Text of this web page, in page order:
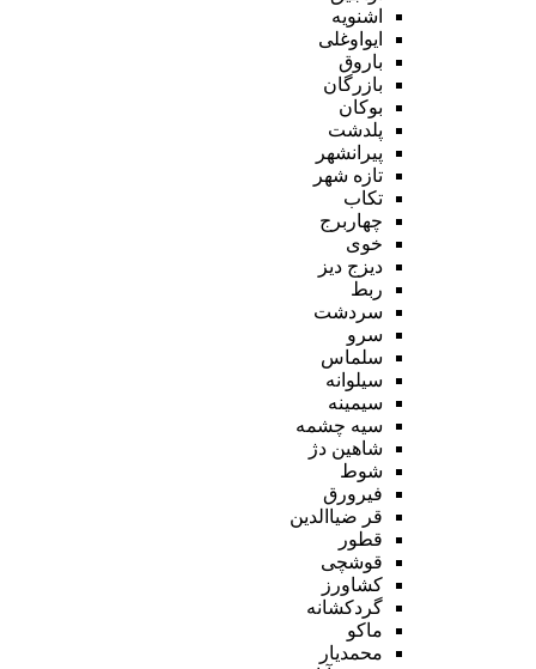
اشنویه
ایواوغلی
باروق
بازرگان
بوکان
پلدشت
پیرانشهر
تازه شهر
تکاب
چهاربرج
خوی
دیزج دیز
ربط
سردشت
سرو
سلماس
سیلوانه
سیمینه
سیه چشمه
شاهین دژ
شوط
فیرورق
قر ضیاالدین
قطور
قوشچی
کشاورز
گردکشانه
ماکو
محمدیار